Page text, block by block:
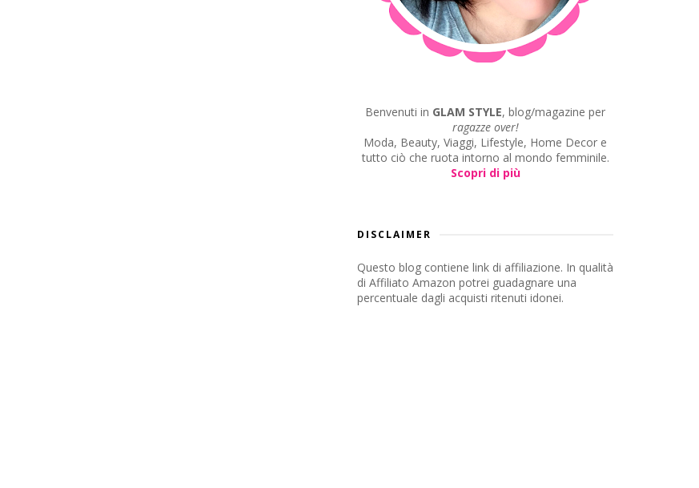
Benvenuti in GLAM STYLE, blog/magazine per
ragazze over!
Moda, Beauty, Viaggi, Lifestyle, Home Decor e
tutto ciò che ruota intorno al mondo femminile.
Scopri di più
DISCLAIMER
Questo blog contiene link di affiliazione. In qualità
di Affiliato Amazon potrei guadagnare una
percentuale dagli acquisti ritenuti idonei.